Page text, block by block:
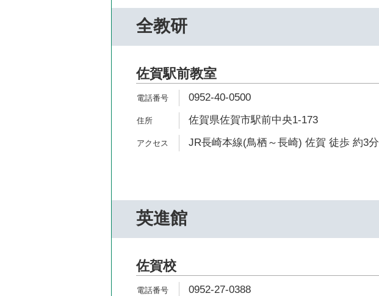
全教研
佐賀駅前教室
0952-40-0500
佐賀県佐賀市駅前中央1-173
JR長崎本線(鳥栖～長崎) 佐賀 徒歩 約3分
英進館
佐賀校
0952-27-0388